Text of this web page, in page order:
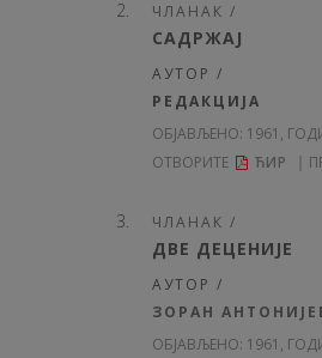
ЧЛАНАК /
САДРЖAЈ
АУТОР /
РЕДАКЦИЈА
ОБЈАВЉЕНО: 1961,
ОТВОРИТЕ
ЋИР
ЧЛАНАК /
ДВЕ ДЕЦЕНИЈЕ
АУТОР /
ЗОРАН
ОБЈАВЉЕНО: 1961,